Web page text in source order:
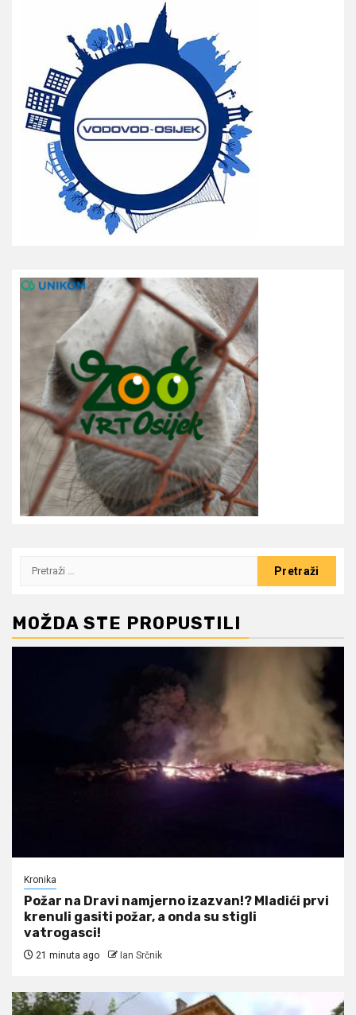
Pretraži:
MOŽDA STE PROPUSTILI
Kronika
Požar na Dravi namjerno izazvan!? Mladići prvi
krenuli gasiti požar, a onda su stigli
vatrogasci!
21 minuta ago Ian Srčnik